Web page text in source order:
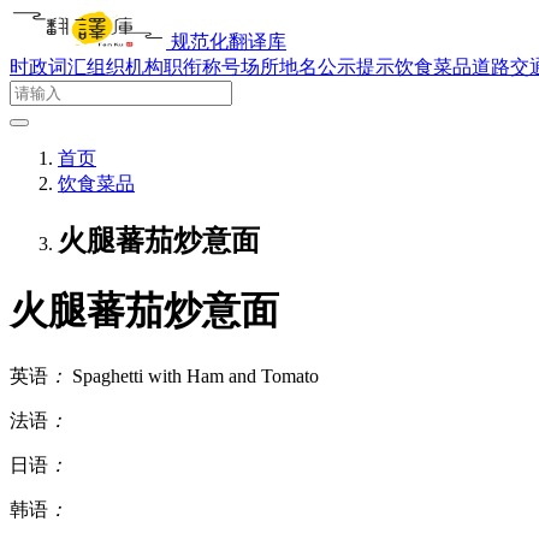
规范化翻译库
时政词汇组织机构职衔称号场所地名公示提示饮食菜品道路交
首页
饮食菜品
火腿蕃茄炒意面
火腿蕃茄炒意面
英语 ： Spaghetti with Ham and Tomato
法语 ：
日语 ：
韩语 ：